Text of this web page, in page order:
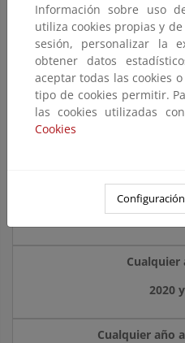
limitación de las
mencionados para avanzar
calidad del aire que no
significativos en la salud
compromisos nacionales de
los que aparecen en el
Compromisos de reducción
comparación con las
Cualquier
2020
Cualquier año
Información sobre uso
utiliza cookies propias y
sesión, personalizar la
obtener datos
aceptar todas las cookies
tipo de cookies permitir.
las cookies utilizadas
Cookies